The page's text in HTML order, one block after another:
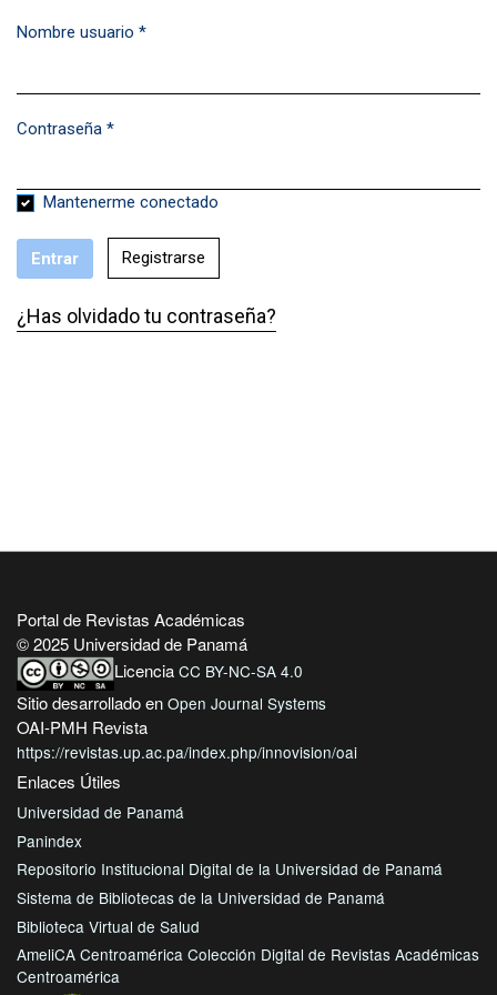
Nombre usuario *
Contraseña *
Mantenerme conectado
Entrar Registrarse
¿Has olvidado tu contraseña?
Portal de Revistas Académicas
© 2025 Universidad de Panamá
Licencia CC BY-NC-SA 4.0
Sitio desarrollado en Open Journal Systems
OAI-PMH Revista
https://revistas.up.ac.pa/index.php/innovision/oai
Enlaces Útiles
Universidad de Panamá
Panindex
Repositorio Institucional Digital de la Universidad de Panamá
Sistema de Bibliotecas de la Universidad de Panamá
Biblioteca Virtual de Salud
AmeliCA Centroamérica Colección Digital de Revistas Académicas
Centroamérica